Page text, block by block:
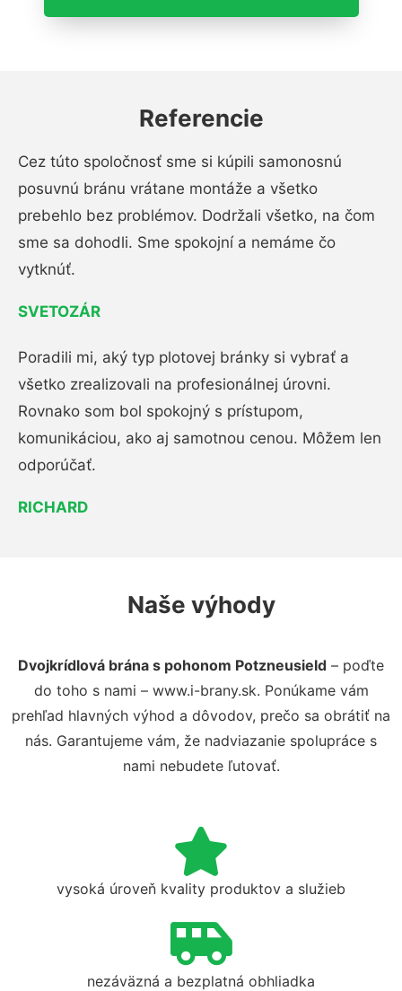
Referencie
Cez túto spoločnosť sme si kúpili samonosnú
posuvnú bránu vrátane montáže a všetko
prebehlo bez problémov. Dodržali všetko, na čom
sme sa dohodli. Sme spokojní a nemáme čo
vytknúť.
SVETOZÁR
Poradili mi, aký typ plotovej bránky si vybrať a
všetko zrealizovali na profesionálnej úrovni.
Rovnako som bol spokojný s prístupom,
komunikáciou, ako aj samotnou cenou. Môžem len
odporúčať.
RICHARD
Naše výhody
Dvojkrídlová brána s pohonom Potzneusield – poďte
do toho s nami – www.i-brany.sk. Ponúkame vám
prehľad hlavných výhod a dôvodov, prečo sa obrátiť na
nás. Garantujeme vám, že nadviazanie spolupráce s
nami nebudete ľutovať.
vysoká úroveň kvality produktov a služieb
nezáväzná a bezplatná obhliadka